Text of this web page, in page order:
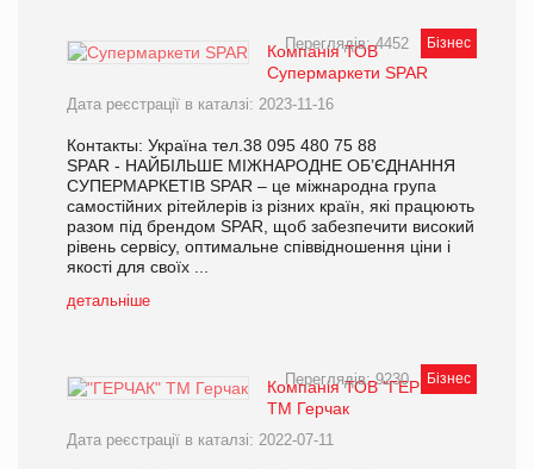
Переглядів: 4452 Бізнес
Компанія ТОВ
Супермаркети SPAR
Дата реєстрації в каталзі: 2023-11-16
Контакты: Україна тел.38 095 480 75 88
SPAR - НАЙБІЛЬШЕ МІЖНАРОДНЕ ОБ’ЄДНАННЯ
СУПЕРМАРКЕТІВ SPAR – це міжнародна група
самостійних рітейлерів із різних країн, які працюють
разом під брендом SPAR, щоб забезпечити високий
рівень сервісу, оптимальне співвідношення ціни і
якості для своїх ...
детальніше
Переглядів: 9230 Бізнес
Компанія ТОВ "ГЕРЧАК"
ТМ Герчак
Дата реєстрації в каталзі: 2022-07-11